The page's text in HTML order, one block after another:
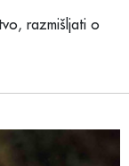
razmišljati o